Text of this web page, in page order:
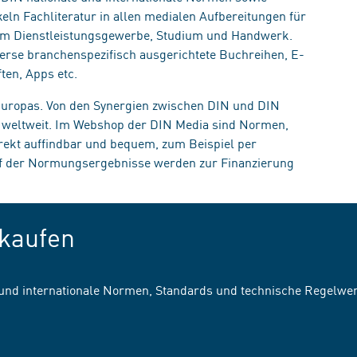
Fachliteratur in allen medialen Aufbereitungen für
Dienstleistungsgewerbe, Studium und Handwerk.
branchenspezifisch ausgerichtete Buchreihen, E-
Apps etc.
Von den Synergien zwischen DIN und DIN
Im Webshop der DIN Media sind Normen,
auffindbar und bequem, zum Beispiel per
der Normungsergebnisse werden zur Finanzierung
internationale Normen, Standards und technische